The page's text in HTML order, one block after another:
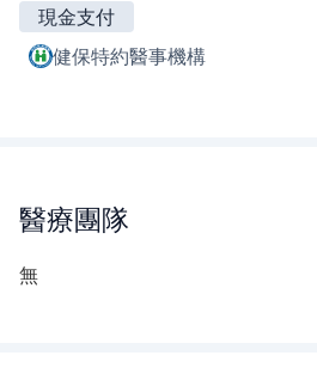
現金支付
健保特約醫事機構
醫療團隊
無